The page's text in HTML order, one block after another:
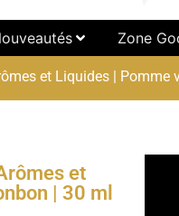
Zone
et Liquides | Pomme
et
| 30 ml